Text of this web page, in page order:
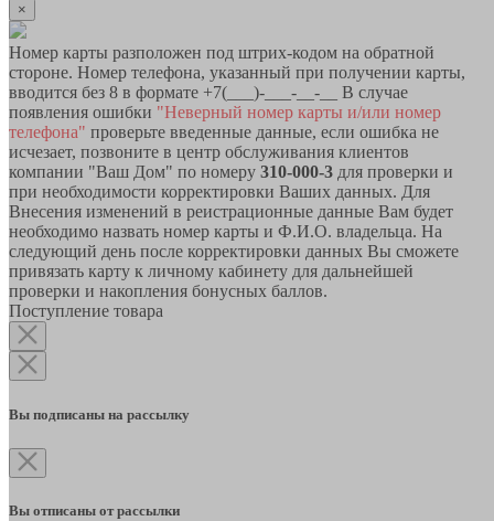
×
Номер карты разположен под штрих-кодом на обратной
стороне. Номер телефона, указанный при получении карты,
вводится без 8 в формате +7(___)-___-__-__ В случае
появления ошибки "Неверный номер карты и/или номер
телефона" проверьте введенные данные, если ошибка не
исчезает, позвоните в центр обслуживания клиентов
компании "Ваш Дом" по номеру 310-000-3 для проверки и
при необходимости корректировки Ваших данных. Для
Внесения изменений в реистрационные данные Вам будет
необходимо назвать номер карты и Ф.И.О. владельца. На
следующий день после корректировки данных Вы сможете
привязать карту к личному кабинету для дальнейшей
проверки и накопления бонусных баллов.
Поступление товара
Вы подписаны на рассылку
Вы отписаны от рассылки